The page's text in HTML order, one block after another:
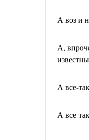
А воз и
А,
А все-
А все-